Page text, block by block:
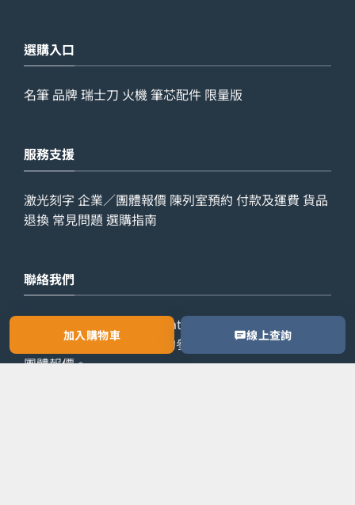
加入購物車
選購入口
名筆 品牌瑞士刀 火機筆芯配件 限量版
服務支援
激光刻字 企業／團體報價 陳列室預約 付款及運費 貨品
退換 常見問題 選購指南
聯絡我們
WhatsApp：
2861 8762 歡迎預約參觀陳列室，或索取公司／
團體報價。
線上查詢